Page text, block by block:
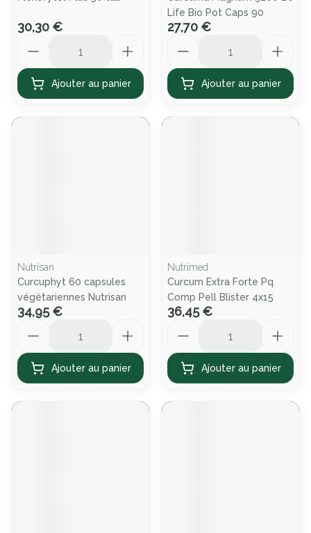
30,30 €
Ajouter au panier
Life Bio Pot Caps 90
27,70 €
Ajouter au panier
Nutrisan
Curcuphyt 60 capsules
végétariennes Nutrisan
34,95 €
Ajouter au panier
Nutrimed
Curcum Extra Forte Pq
Comp Pell Blister 4x15
36,45 €
Ajouter au panier